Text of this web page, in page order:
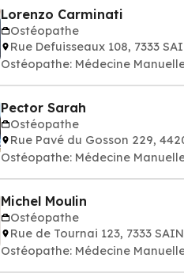
Lorenzo Carminati
Ostéopathe
Rue Defuisseaux 108, 7333
Ostéopathe: Médecine
Pector Sarah
Ostéopathe
Rue Pavé du Gosson 229,
Ostéopathe: Médecine
Michel Moulin
Ostéopathe
Rue de Tournai 123, 7333
Ostéopathe: Médecine